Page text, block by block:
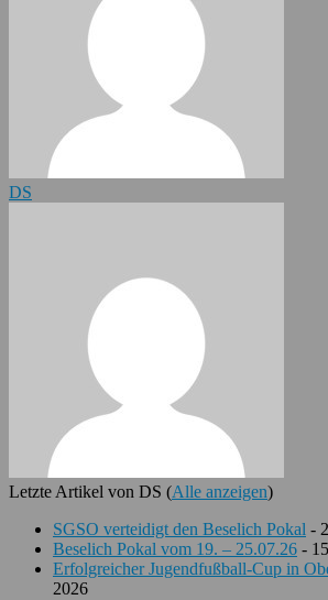
DS
Letzte Artikel von DS (Alle anzeigen)
SGSO verteidigt den Beselich Pokal -
Beselich Pokal vom 19. – 25.07.26 -
Erfolgreicher Jugendfußball-Cup in
2026